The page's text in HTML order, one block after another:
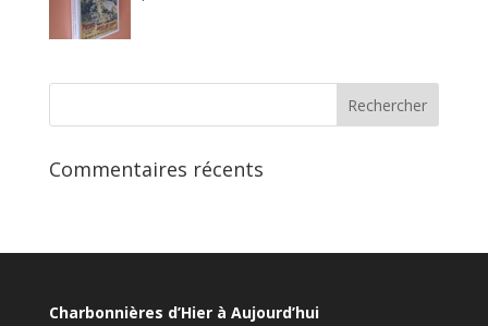
Commentaires récents
Charbonnières d’Hier à Aujourd’hui